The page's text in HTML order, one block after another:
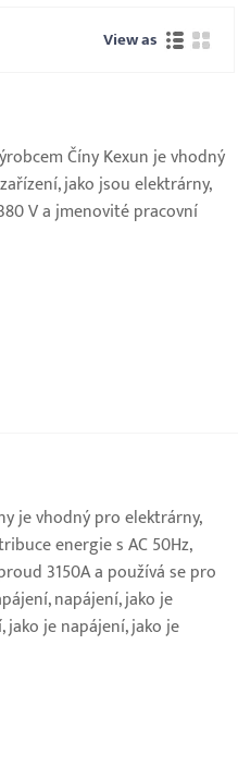
View as
Číny Kexun je vhodný
jako jsou elektrárny,
V a jmenovité pracovní
je vhodný pro elektrárny,
energie s AC 50Hz,
3150A a používá se pro
napájení, jako je
jako je napájení, jako je